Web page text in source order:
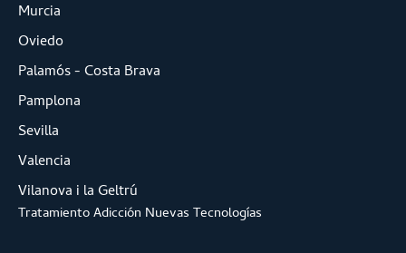
Murcia
Oviedo
Palamós - Costa Brava
Pamplona
Sevilla
Valencia
Vilanova i la Geltrú
Tratamiento Adicción Nuevas Tecnologías